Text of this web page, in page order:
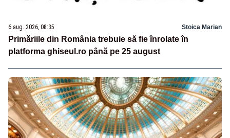
6 aug. 2026, 08:35 Stoica Marian
Primăriile din România trebuie să fie înrolate în
platforma ghiseul.ro până pe 25 august